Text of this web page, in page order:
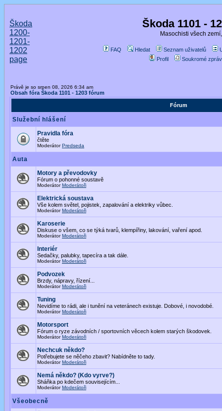
Škoda
1200-
1201-
1202
page
Škoda 1101 -
Masochisti všech
FAQ Hledat Seznam uživatelů
Profil
Soukromé
Právě je so srpen 08, 2026 6:34 am
Obsah fóra Škoda 1101 - 1203 fórum
Fórum
Služební hlášení
Pravidla fóra
čtěte
ModerátorPredseda
Auta
Motory a převodovky
Fórum o pohonné soustavě
ModerátorModerátoři
Elektrická soustava
Vše kolem světel, pojistek, zapalování a elektriky vůbec.
ModerátorModerátoři
Karoserie
Diskuse o všem, co se týká tvarů, klempířiny, lakování, vaření apod.
ModerátorModerátoři
Interiér
Sedačky, palubky, tapecíra a tak dále.
ModerátorModerátoři
Podvozek
Brzdy, nápravy, řízení...
ModerátorModerátoři
Tuning
Nevidíme to rádi, ale i tunění na veteránech existuje. Dobové, i novodobé.
ModerátorModerátoři
Motorsport
Fórum o ryze závodních / sportovních věcech kolem starých škodovek.
ModerátorModerátoři
Nechcuk někdo?
Potřebujete se něčeho zbavit? Nabídněte to tady.
ModerátorModerátoři
Nemá někdo? (Kdo vyrve?)
Sháňka po kdečem souvisejícím...
ModerátorModerátoři
Všeobecně